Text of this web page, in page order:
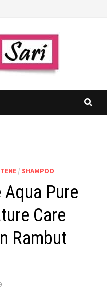
/ SHAMPOO
Aqua Pure
Care
Rambut